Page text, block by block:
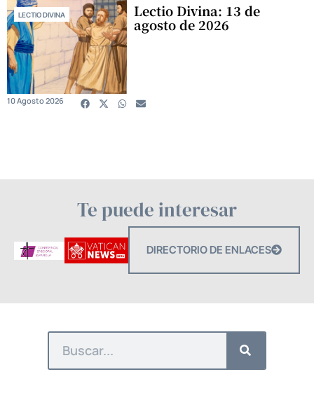
LECTIO DIVINA Lectio Divina: 13 de
agosto de 2026
10 Agosto 2026
Te puede interesar
DIRECTORIO DE ENLACES